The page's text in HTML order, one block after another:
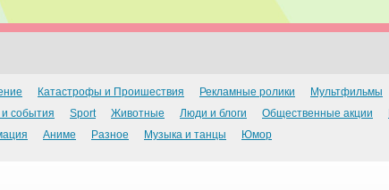
Катастрофы и Проишествия Рекламные ролики
Мультфильмы
события Sport Животные Люди и блоги Общественные акции
Аниме Разное Музыка и танцы Юмор